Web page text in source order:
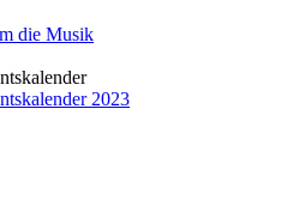
die Musik
2023